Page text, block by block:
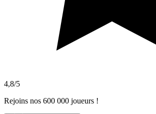
4,8/5
Rejoins nos 600 000 joueurs !